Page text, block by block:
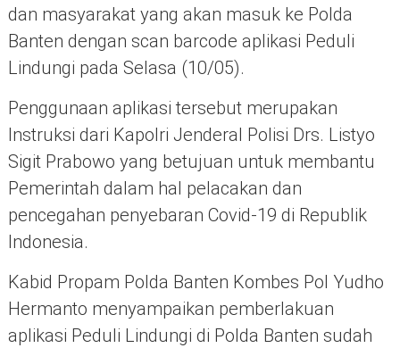
dan masyarakat yang akan masuk ke Polda
Banten dengan scan barcode aplikasi Peduli
Lindungi pada Selasa (10/05).
Penggunaan aplikasi tersebut merupakan
Instruksi dari Kapolri Jenderal Polisi Drs. Listyo
Sigit Prabowo yang betujuan untuk membantu
Pemerintah dalam hal pelacakan dan
pencegahan penyebaran Covid-19 di Republik
Indonesia.
Kabid Propam Polda Banten Kombes Pol Yudho
Hermanto menyampaikan pemberlakuan
aplikasi Peduli Lindungi di Polda Banten sudah